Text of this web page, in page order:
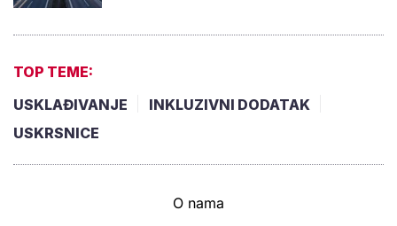
TOP TEME:
USKLAĐIVANJE
INKLUZIVNI DODATAK
USKRSNICE
O nama